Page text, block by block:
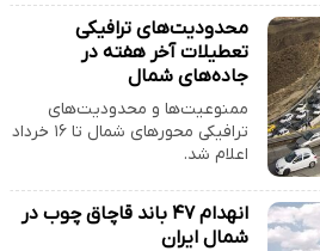
محدودیت‌های ترافیکی
تعطیلات آخر هفته در
جاده‌های شمال
ممنوعیت‌ها و محدودیت‌های
ترافیکی محورهای شمال تا ۱۶ خرداد
اعلام شد.
انهدام ۴۷ باند قاچاق چوب در
شمال ایران